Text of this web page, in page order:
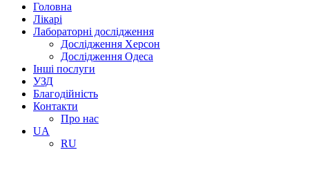
Головна
Лікарі
Лабораторні дослідження
Дослідження Херсон
Дослідження Одеса
Інші послуги
УЗД
Благодійність
Контакти
Про нас
UA
RU